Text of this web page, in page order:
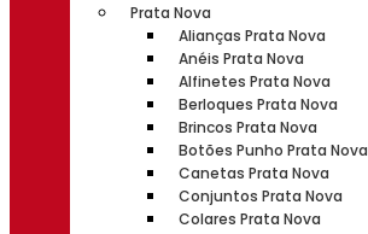
Prata Nova
Alianças Prata Nova
Anéis Prata Nova
Alfinetes Prata Nova
Berloques Prata Nova
Brincos Prata Nova
Botões Punho Prata Nova
Canetas Prata Nova
Conjuntos Prata Nova
Colares Prata Nova